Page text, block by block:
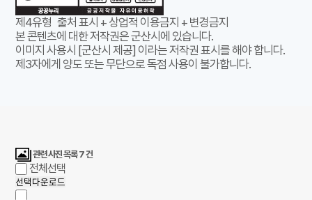
제4유형 출처 표시 + 상업적 이용금지 + 변경금지
본 콘텐츠에 대한 저작권은 군산시에 있습니다.
이미지 사용시 [군산시 제공] 이라는 저작권 표시를 해야 합니다.
제3자에게 양도 또는 무단으로 독점 사용이 불가합니다.
관련 사진 목록7건
전체선택
선택다운로드